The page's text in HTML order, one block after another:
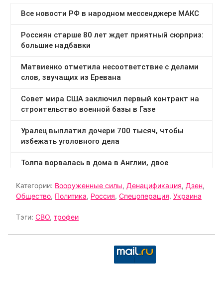
Категории: Вооруженные силы, Денацификация, Дзен,
Общество, Политика, Россия, Спецоперация, Украина
Тэги: СВО, трофеи